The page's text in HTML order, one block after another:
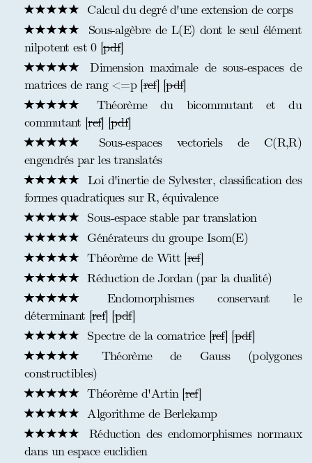
Calcul du degré d'une extension de corps
Sous-algèbre de L(E) dont le seul élément
nilpotent est 0 [pdf]
Dimension maximale de sous-espaces de
matrices de rang <=p [ref] [pdf]
Théorème du bicommutant et du
commutant [ref] [pdf]
Sous-espaces vectoriels de C(R,R)
engendrés par les translatés
Loi d'inertie de Sylvester, classification des
formes quadratiques sur R, équivalence
Sous-espace stable par translation
Générateurs du groupe Isom(E)
Théorème de Witt [ref]
Réduction de Jordan (par la dualité)
Endomorphismes conservant le
déterminant [ref] [pdf]
Spectre de la comatrice [ref] [pdf]
Théorème de Gauss (polygones
constructibles)
Théorème d'Artin [ref]
Algorithme de Berlekamp
Réduction des endomorphismes normaux
dans un espace euclidien